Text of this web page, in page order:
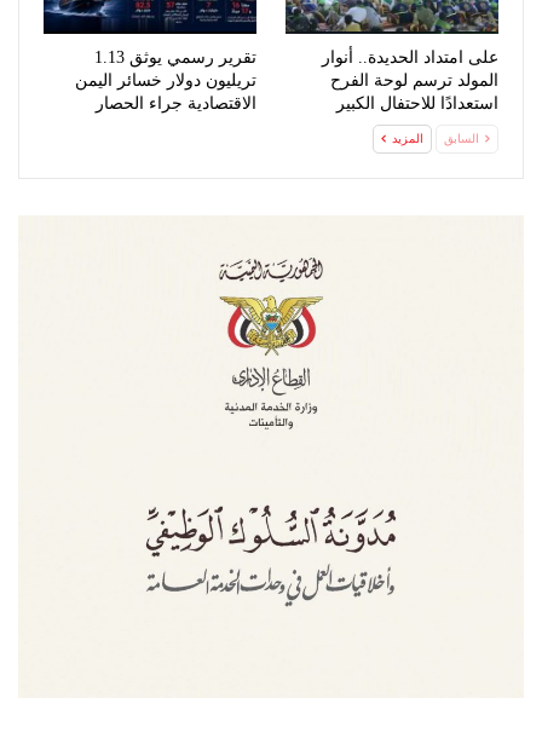
على امتداد الحديدة.. أنوار
المولد ترسم لوحة الفرح
استعدادًا للاحتفال الكبير
تقرير رسمي يوثق 1.13
تريليون دولار خسائر اليمن
الاقتصادية جراء الحصار
السابق المزيد